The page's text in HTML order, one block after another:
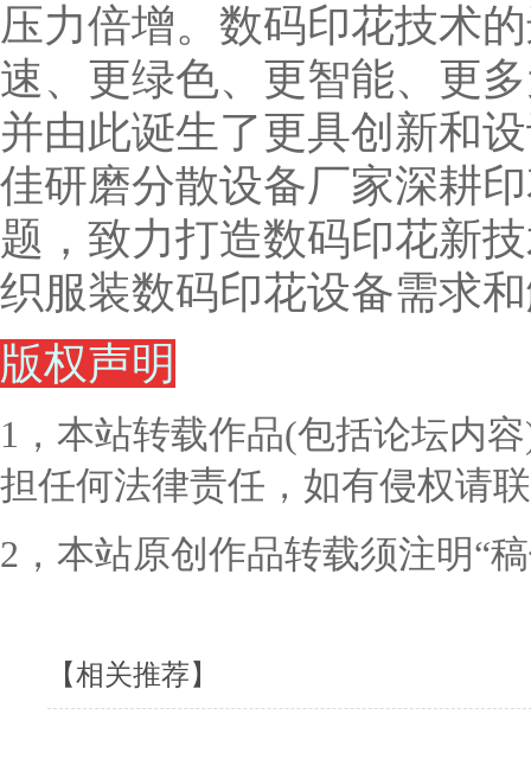
压力倍增。数码印花技术
速、更绿色、更智能、更
并由此诞生了更具创新和
佳研磨分散设备厂家深耕
题，致力打造数码印花新
织服装数码印花设备需求
版权声明
1，本站转载作品(包括论坛内
担任何法律责任，如有侵权请
2，本站原创作品转载须注明“
【相关推荐】